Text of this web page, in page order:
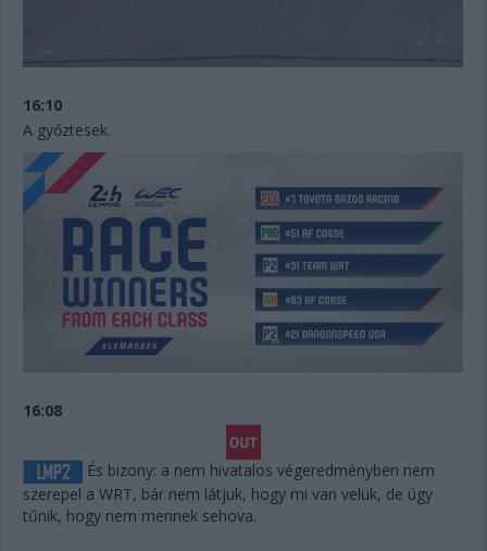
16:10
A győztesek.
16:08
És bizony: a nem hivatalos végeredményben nem
szerepel a WRT, bár nem látjuk, hogy mi van velük, de úgy
tűnik, hogy nem mennek sehova.